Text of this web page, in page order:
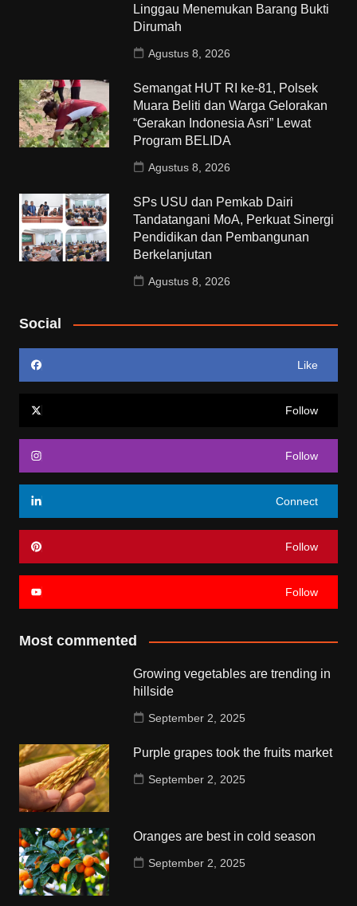
Linggau Menemukan Barang Bukti
Dirumah
Agustus 8, 2026
Semangat HUT RI ke-81, Polsek
Muara Beliti dan Warga Gelorakan
“Gerakan Indonesia Asri” Lewat
Program BELIDA
Agustus 8, 2026
SPs USU dan Pemkab Dairi
Tandatangani MoA, Perkuat Sinergi
Pendidikan dan Pembangunan
Berkelanjutan
Agustus 8, 2026
Social
Like
Follow
Follow
Connect
Follow
Follow
Most commented
Growing vegetables are trending in
hillside
September 2, 2025
Purple grapes took the fruits market
September 2, 2025
Oranges are best in cold season
September 2, 2025